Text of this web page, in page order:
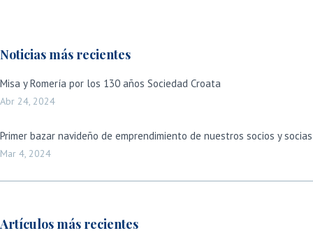
Noticias más recientes
Misa y Romería por los 130 años Sociedad Croata
Abr 24, 2024
Primer bazar navideño de emprendimiento de nuestros socios y socias
Mar 4, 2024
Artículos más recientes